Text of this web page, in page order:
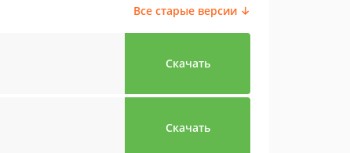
Все старые версии ↓
Скачать
Скачать